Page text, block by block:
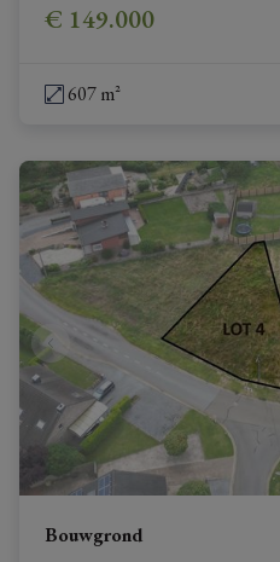
€ 149.000
607 m²
Bouwgrond